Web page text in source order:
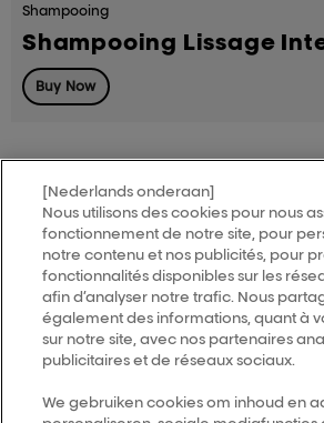
Shampooing
Shampooing Lissage
Buy Now
MY HAIR[iD]
Trouver un salon
Follow us
[Nederlands onderaan]
Nous utilisons des cookies pour nous
fonctionnement de notre site, pour
notre contenu et nos publicités, pour
fonctionnalités disponibles sur les
afin d’analyser notre trafic. Nous
également des informations, quant à
sur notre site, avec nos partenaires
publicitaires et de réseaux sociaux.
We gebruiken cookies om inhoud en